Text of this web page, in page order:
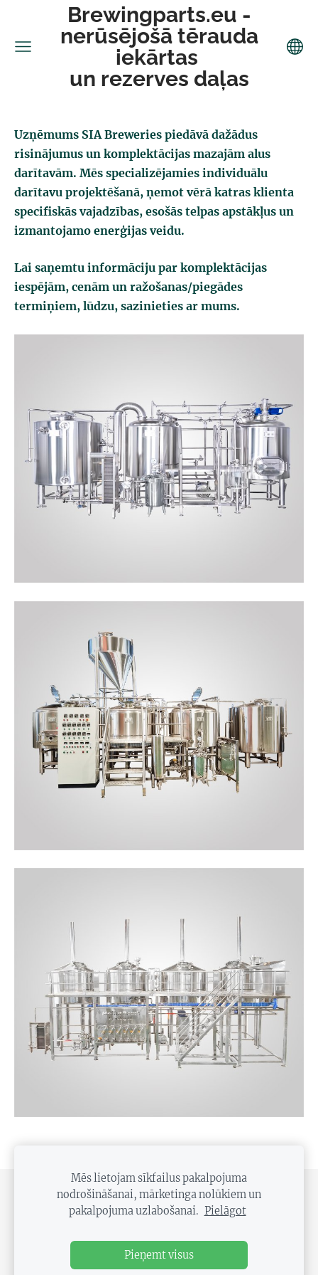
Brewingparts.eu -
nerūsējošā tērauda
iekārtas
un rezerves daļas
Uzņēmums SIA Breweries piedāvā dažādus
risinājumus un komplektācijas mazajām alus
darītavām. Mēs specializējamies individuālu
darītavu projektēšanā, ņemot vērā katras klienta
specifiskās vajadzības, esošās telpas apstākļus un
izmantojamo enerģijas veidu.
Lai saņemtu informāciju par komplektācijas
iespējām, cenām un ražošanas/piegādes
termiņiem, lūdzu, sazinieties ar mums.
PRIVĀTUMA POLITIKA
DISTANCES LĪGUMS
Mēs lietojam sīkfailus pakalpojuma
nodrošināšanai, mārketinga nolūkiem un
pakalpojuma uzlabošanai. Pielāgot
Pieņemt visus